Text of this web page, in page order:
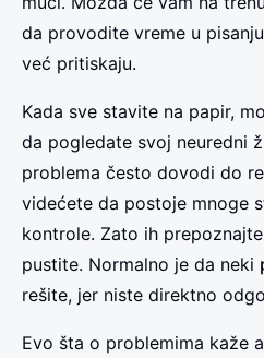
da provodite vreme u
već pritiskaju.
Kada sve stavite na papir,
da pogledate svoj neuredni
problema često dovodi do
videćete da postoje mnoge
kontrole. Zato ih
pustite. Normalno je da neki
rešite, jer niste direktno
Evo šta o problemima kaže